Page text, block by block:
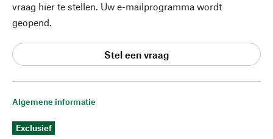
Algemene informatie
Exclusief
vraag hier te stellen. Uw e-mailprogramma wordt
geopend.
Stel een vraag